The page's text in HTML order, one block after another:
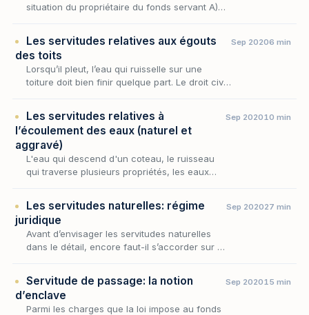
situation du propriétaire du fonds servant A)
P…
Les servitudes relatives aux égouts
des toits
Lorsqu’il pleut, l’eau qui ruisselle sur une
toiture doit bien finir quelque part. Le droit civil
Sep 20206 min
Les servitudes relatives à
l’écoulement des eaux (naturel et
aggravé)
L'eau qui descend d'un coteau, le ruisseau
qui traverse plusieurs propriétés, les eaux
i…
Sep 202010 min
Les servitudes naturelles: régime
juridique
Avant d’envisager les servitudes naturelles
dans le détail, encore faut-il s’accorder sur la
Sep 202027 min
Servitude de passage: la notion
d’enclave
Parmi les charges que la loi impose au fonds
Sep 202015 min